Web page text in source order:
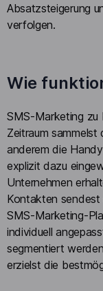
Absatzsteigerung
verfolgen.
Wie
SMS-Marketing zu
Zeitraum
anderem die
explizit dazu
Unternehmen
Kontakten sendest
SMS-Marketing-
individuell
segmentiert
erzielst die